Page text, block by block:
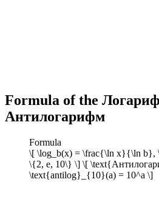
Formula of the
Антилогарифм
Formula
\[ \log_b(x) = \frac{\ln x}{\ln b},
\{2, e, 10\} \] \[
\text{antilog}_{10}(a) = 10^a \]